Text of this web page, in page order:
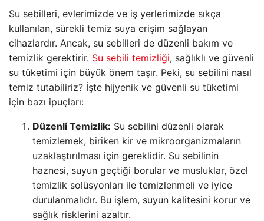
Su sebilleri, evlerimizde ve iş yerlerimizde sıkça
kullanılan, sürekli temiz suya erişim sağlayan
cihazlardır. Ancak, su sebilleri de düzenli bakım ve
temizlik gerektirir. Su sebili temizliği, sağlıklı ve güvenli
su tüketimi için büyük önem taşır. Peki, su sebilini nasıl
temiz tutabiliriz? İşte hijyenik ve güvenli su tüketimi
için bazı ipuçları:
Düzenli Temizlik: Su sebilini düzenli olarak
temizlemek, biriken kir ve mikroorganizmaların
uzaklaştırılması için gereklidir. Su sebilinin
haznesi, suyun geçtiği borular ve musluklar, özel
temizlik solüsyonları ile temizlenmeli ve iyice
durulanmalıdır. Bu işlem, suyun kalitesini korur ve
sağlık risklerini azaltır.